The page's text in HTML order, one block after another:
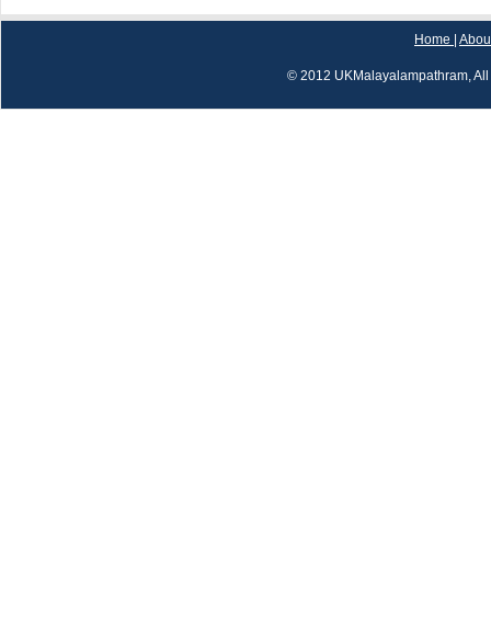
Home
© 2012 UKMalayalampathram,